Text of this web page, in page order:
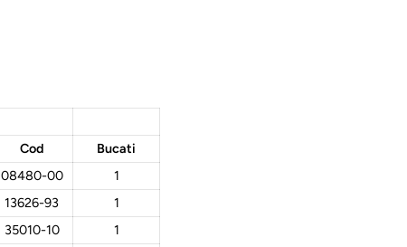
Cod
Bucati
08480-00
1
13626-93
1
35010-10
1